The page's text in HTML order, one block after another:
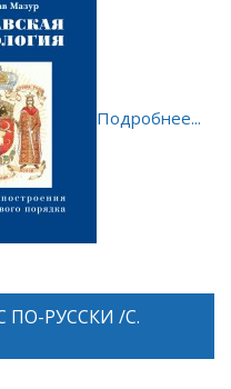
Подробнее...
ПО-РУССКИ /С.